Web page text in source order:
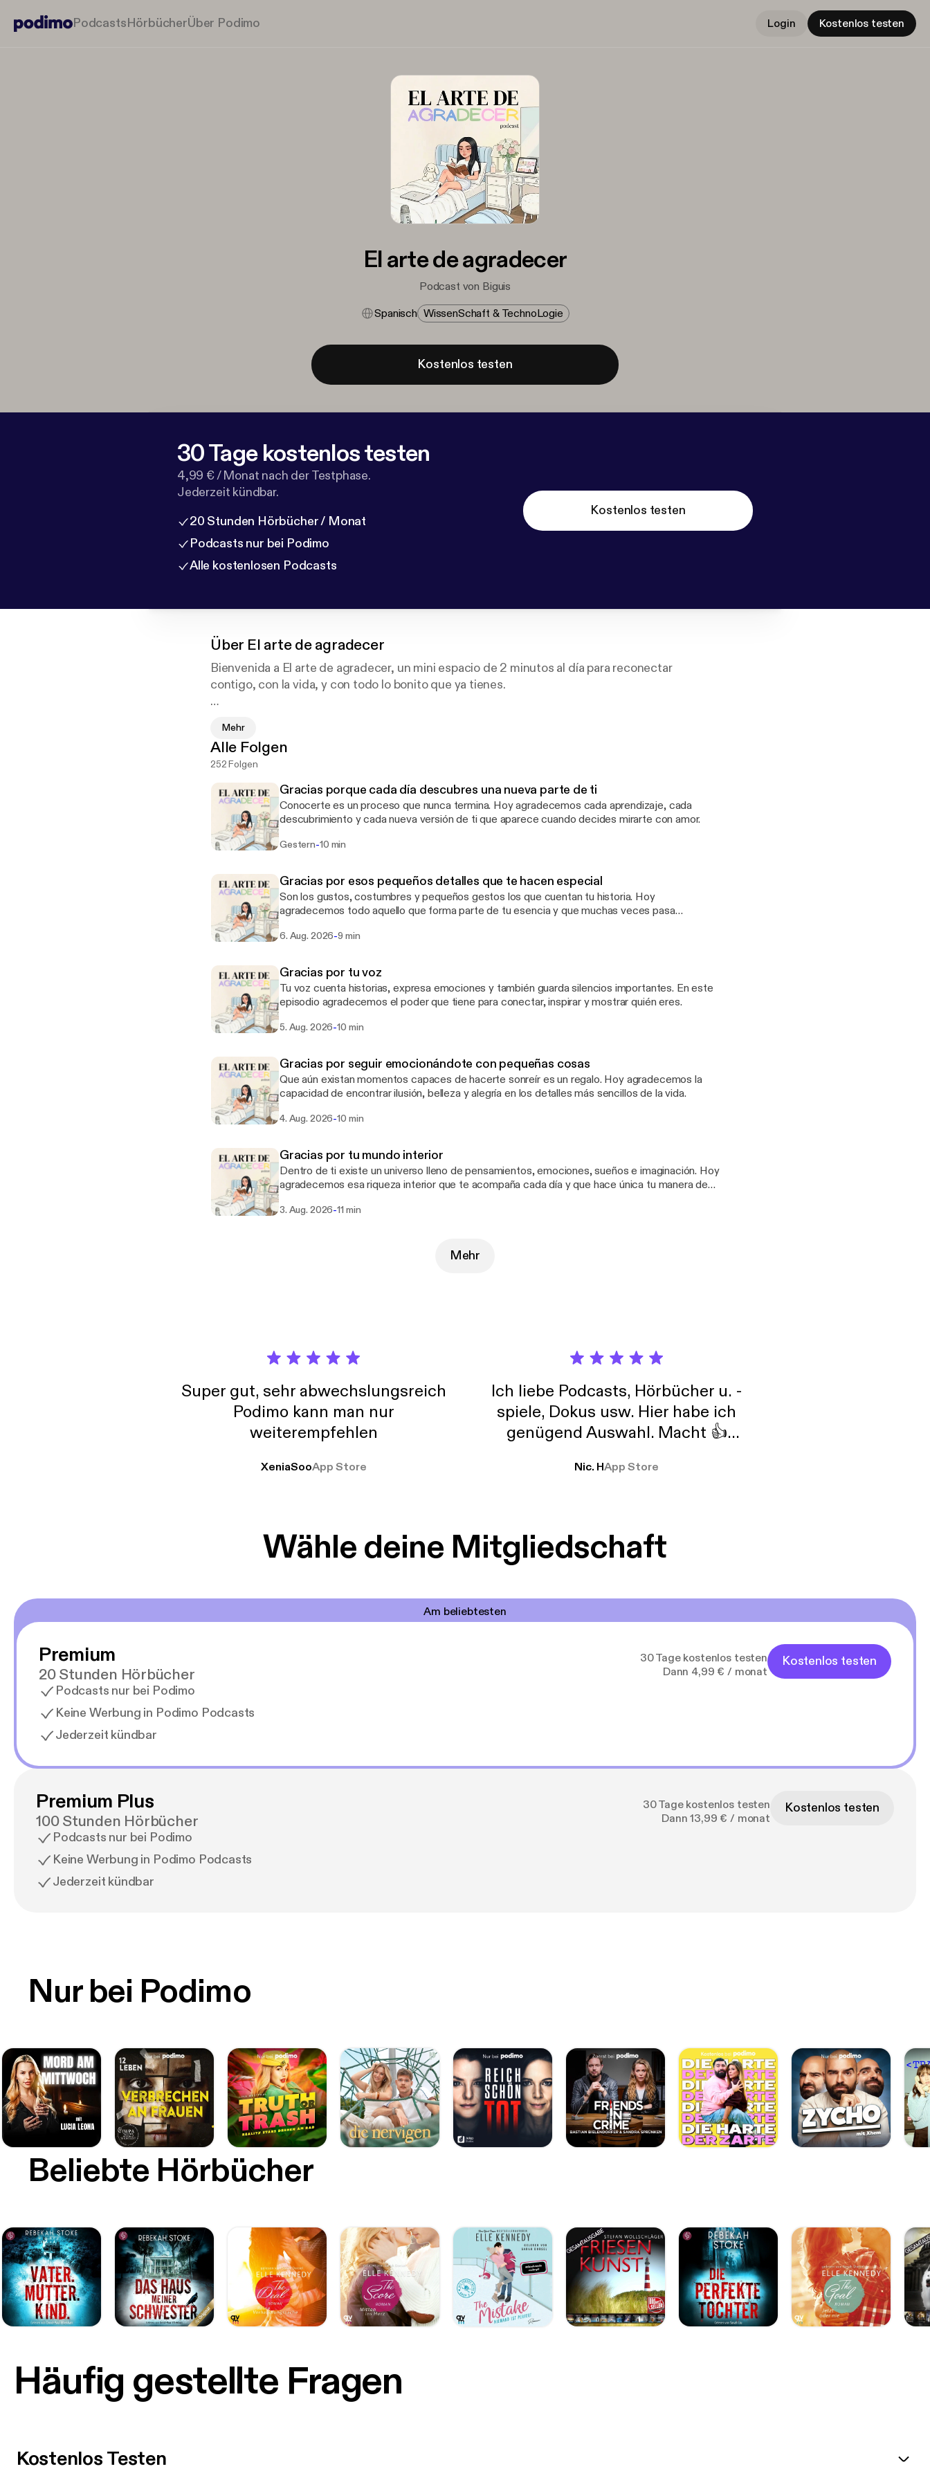
PodcastsHörbücherÜber Podimo Login Kostenlos testen
El arte de agradecer
Podcast von Biguis
Spanisch Wissen​schaft & Techno​logie
Kostenlos testen
30 Tage kostenlos testen
4,99 € / Monat nach der Testphase.
Jederzeit kündbar.
20 Stunden Hörbücher / Monat
Podcasts nur bei Podimo
Alle kostenlosen Podcasts
Kostenlos testen
Über El arte de agradecer
Bienvenida a El arte de agradecer, un mini espacio de 2 minutos al día para reconectar
contigo, con la vida, y con todo lo bonito que ya tienes.
amor para tu alma, con reflexiones suaves, afirmaciones, y mensajes que te ayudan a conectar
con la gratitud.
Porque cuando agradeces, todo se transforma.
Mehr
Alle Folgen
252 Folgen
Gracias porque cada día descubres una nueva parte de ti
Conocerte es un proceso que nunca termina. Hoy agradecemos cada aprendizaje, cada
descubrimiento y cada nueva versión de ti que aparece cuando decides mirarte con amor.
Gestern-10 min
Gracias por esos pequeños detalles que te hacen especial
Son los gustos, costumbres y pequeños gestos los que cuentan tu historia. Hoy
agradecemos todo aquello que forma parte de tu esencia y que muchas veces pasa
6. Aug. 2026-9 min
Gracias por tu voz
Tu voz cuenta historias, expresa emociones y también guarda silencios importantes. En este
episodio agradecemos el poder que tiene para conectar, inspirar y mostrar quién eres.
5. Aug. 2026-10 min
Gracias por seguir emocionándote con pequeñas cosas
Que aún existan momentos capaces de hacerte sonreír es un regalo. Hoy agradecemos la
capacidad de encontrar ilusión, belleza y alegría en los detalles más sencillos de la vida.
4. Aug. 2026-10 min
Gracias por tu mundo interior
Dentro de ti existe un universo lleno de pensamientos, emociones, sueños e imaginación. Hoy
agradecemos esa riqueza interior que te acompaña cada día y que hace única tu manera de
3. Aug. 2026-11 min
Mehr
Super gut, sehr abwechslungsreich
Podimo kann man nur
weiterempfehlen
XeniaSooApp Store
Ich liebe Podcasts, Hörbücher u. -
spiele, Dokus usw. Hier habe ich
genügend Auswahl. Macht 👍
Nic. HApp Store
Wähle deine Mitgliedschaft
Am beliebtesten
Premium
20 Stunden Hörbücher
Podcasts nur bei Podimo
Keine Werbung in Podimo Podcasts
Jederzeit kündbar
30 Tage kostenlos testen
Dann 4,99 € / monat
Kostenlos testen
Premium Plus
100 Stunden Hörbücher
Podcasts nur bei Podimo
Keine Werbung in Podimo Podcasts
Jederzeit kündbar
30 Tage kostenlos testen
Dann 13,99 € / monat
Kostenlos testen
Nur bei Podimo
Beliebte Hörbücher
Häufig gestellte Fragen
Kostenlos Testen